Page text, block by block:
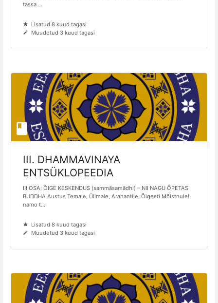
tassa ...
Lisatud 8 kuud tagasi
Muudetud 3 kuud tagasi
III. DHAMMAVINAYA
ENTSÜKLOPEEDIA
III OSA: ÕIGE KESKENDUS (sammāsamādhi) – NII NAGU ÕPETAS
BUDDHA Austus Temale, Ülimale, Arahantile, Õigesti Mõistnule!
namo t...
Lisatud 8 kuud tagasi
Muudetud 3 kuud tagasi